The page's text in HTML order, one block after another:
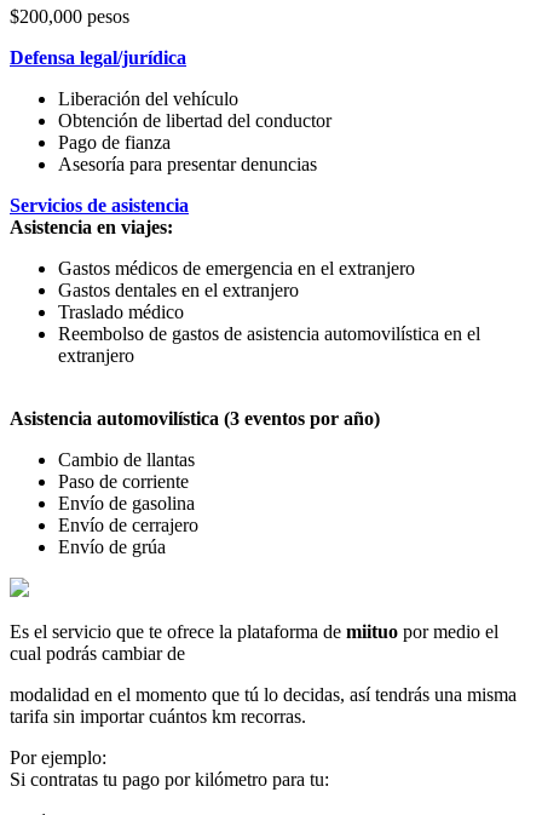
$200,000 pesos
Defensa legal/jurídica
Liberación del vehículo
Obtención de libertad del conductor
Pago de fianza
Asesoría para presentar denuncias
Servicios de asistencia
Asistencia en viajes:
Gastos médicos de emergencia en el extranjero
Gastos dentales en el extranjero
Traslado médico
Reembolso de gastos de asistencia automovilística en el
extranjero
Asistencia automovilística (3 eventos por año)
Cambio de llantas
Paso de corriente
Envío de gasolina
Envío de cerrajero
Envío de grúa
Es el servicio que te ofrece la plataforma de miituo por medio el
cual podrás cambiar de
modalidad en el momento que tú lo decidas, así tendrás una misma
tarifa sin importar cuántos km recorras.
Por ejemplo:
Si contratas tu pago por kilómetro para tu: